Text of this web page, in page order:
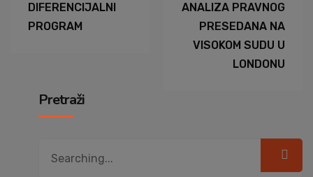
DIFERENCIJALNI
PROGRAM
ANALIZA PRAVNOG
PRESEDANA NA
VISOKOM SUDU U
LONDONU
Pretraži
for: